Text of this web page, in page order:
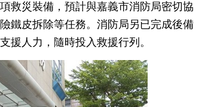
救災裝備，預計與嘉義市消防局密切協
鐵皮拆除等任務。消防局另已完成後備
援人力，隨時投入救援行列。